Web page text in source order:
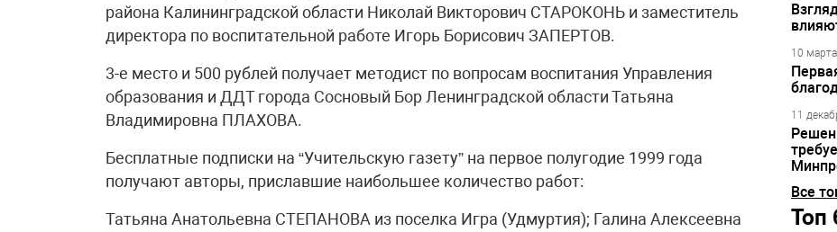
района Калининградской области Николай Викторович СТАРОКОНЬ и заместитель
директора по воспитательной работе Игорь Борисович ЗАПЕРТОВ.
3-е место и 500 рублей получает методист по вопросам воспитания Управления
образования и ДДТ города Сосновый Бор Ленинградской области Татьяна
Владимировна ПЛАХОВА.
Бесплатные подписки на “Учительскую газету” на первое полугодие 1999 года
получают авторы, приславшие наибольшее количество работ:
Татьяна Анатольевна СТЕПАНОВА из поселка Игра (Удмуртия); Галина Алексеевна
10
11
Все
Топ